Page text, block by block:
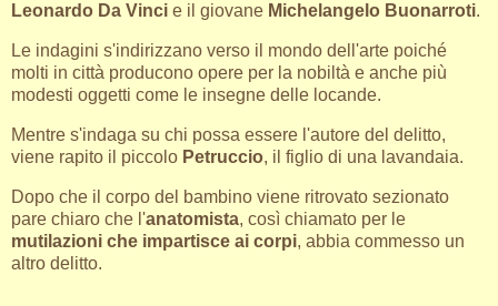
Leonardo Da Vinci e il giovane Michelangelo Buonarroti.
Le indagini s'indirizzano verso il mondo dell'arte poiché
molti in città producono opere per la nobiltà e anche più
modesti oggetti come le insegne delle locande.
Mentre s'indaga su chi possa essere l'autore del delitto,
viene rapito il piccolo Petruccio, il figlio di una lavandaia.
Dopo che il corpo del bambino viene ritrovato sezionato
pare chiaro che l'anatomista, così chiamato per le
mutilazioni che impartisce ai corpi, abbia commesso un
altro delitto.